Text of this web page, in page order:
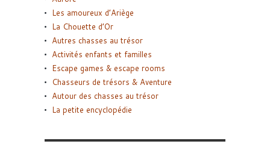
Les amoureux d’Ariège
La Chouette d’Or
Autres chasses au trésor
Activités enfants et familles
Escape games & escape rooms
Chasseurs de trésors & Aventure
Autour des chasses au trésor
La petite encyclopédie